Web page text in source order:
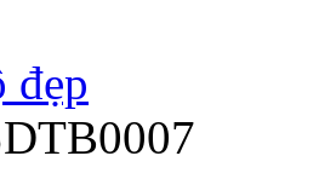
đẹp